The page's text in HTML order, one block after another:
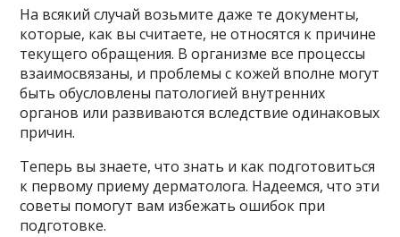
На всякий случай возьмите даже те документы,
которые, как вы считаете, не относятся к причине
текущего обращения. В организме все процессы
взаимосвязаны, и проблемы с кожей вполне могут
быть обусловлены патологией внутренних
органов или развиваются вследствие одинаковых
причин.
Теперь вы знаете, что знать и как подготовиться
к первому приему дерматолога. Надеемся, что эти
советы помогут вам избежать ошибок при
подготовке.